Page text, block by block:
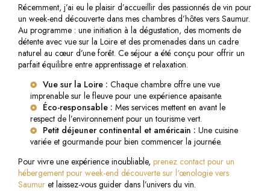
Récemment, j’ai eu le plaisir d’accueillir des passionnés de vin pour
un week-end découverte dans mes chambres d’hôtes vers Saumur.
Au programme : une initiation à la dégustation, des moments de
détente avec vue sur la Loire et des promenades dans un cadre
naturel au cœur d’une forêt. Ce séjour a été conçu pour offrir un
parfait équilibre entre apprentissage et relaxation.
Vue sur la Loire : Chaque chambre offre une vue
imprenable sur le fleuve pour une expérience apaisante.
Éco-responsable : Mes services mettent en avant le
respect de l’environnement pour un tourisme vert.
Petit déjeuner continental et américain : Une cuisine
variée et gourmande pour bien commencer la journée.
Pour vivre une expérience inoubliable, prenez contact pour un
hébergement pour week-end découverte sur l'œnologie vers
Saumur et laissez-vous guider dans l’univers du vin.